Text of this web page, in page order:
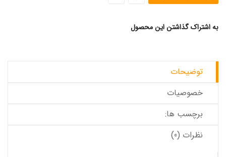
به اشتراک گذاشتن این محصول
توضیحات
خصوصیات
برچسب ها:
نظرات (0)